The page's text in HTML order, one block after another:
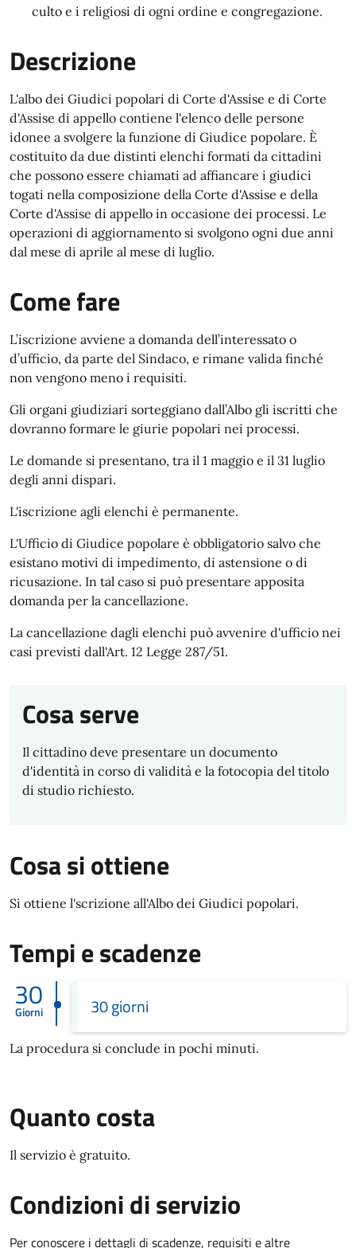
culto e i religiosi di ogni ordine e congregazione.
Descrizione
L'albo dei Giudici popolari di Corte d'Assise e di Corte
d'Assise di appello contiene l'elenco delle persone
idonee a svolgere la funzione di Giudice popolare. È
costituito da due distinti elenchi formati da cittadini
che possono essere chiamati ad affiancare i giudici
togati nella composizione della Corte d'Assise e della
Corte d'Assise di appello in occasione dei processi. Le
operazioni di aggiornamento si svolgono ogni due anni
dal mese di aprile al mese di luglio.
Come fare
L’iscrizione avviene a domanda dell’interessato o
d’ufficio, da parte del Sindaco, e rimane valida finché
non vengono meno i requisiti.
Gli organi giudiziari sorteggiano dall’Albo gli iscritti che
dovranno formare le giurie popolari nei processi.
Le domande si presentano, tra il 1 maggio e il 31 luglio
degli anni dispari.
L'iscrizione agli elenchi è permanente.
L'Ufficio di Giudice popolare è obbligatorio salvo che
esistano motivi di impedimento, di astensione o di
ricusazione. In tal caso si può presentare apposita
domanda per la cancellazione.
La cancellazione dagli elenchi può avvenire d'ufficio nei
casi previsti dall'Art. 12 Legge 287/51.
Cosa serve
Il cittadino deve presentare un documento
d'identità in corso di validità e la fotocopia del titolo
di studio richiesto.
Cosa si ottiene
Si ottiene l'scrizione all'Albo dei Giudici popolari.
Tempi e scadenze
30
Giorni 30 giorni
La procedura si conclude in pochi minuti.
Quanto costa
Il servizio è gratuito.
Condizioni di servizio
Per conoscere i dettagli di scadenze, requisiti e altre